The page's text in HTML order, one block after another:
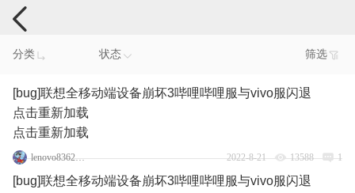
手机反馈
分类 状态 筛选
[bug]联想全移动端设备崩坏3哔哩哔哩服与vivo服闪退
点击重新加载
点击重新加载
lenovo83623621 2022-8-21 13588 1
[bug]联想全移动端设备崩坏3哔哩哔哩服与vivo服闪退